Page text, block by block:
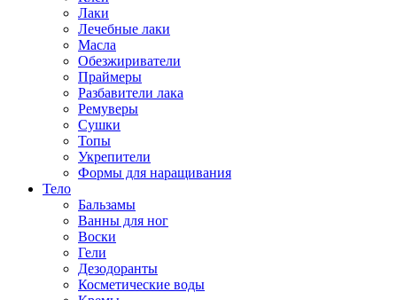
Лаки
Лечебные лаки
Масла
Обезжириватели
Праймеры
Разбавители лака
Ремуверы
Сушки
Топы
Укрепители
Формы для наращивания
Тело
Бальзамы
Ванны для ног
Воски
Гели
Дезодоранты
Косметические воды